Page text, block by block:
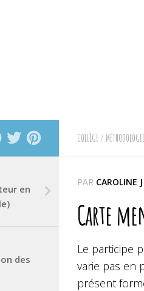
COLLÈGE /
PAR CAROLINE J
Carte
Le participe
varie pas en
présent
en
des